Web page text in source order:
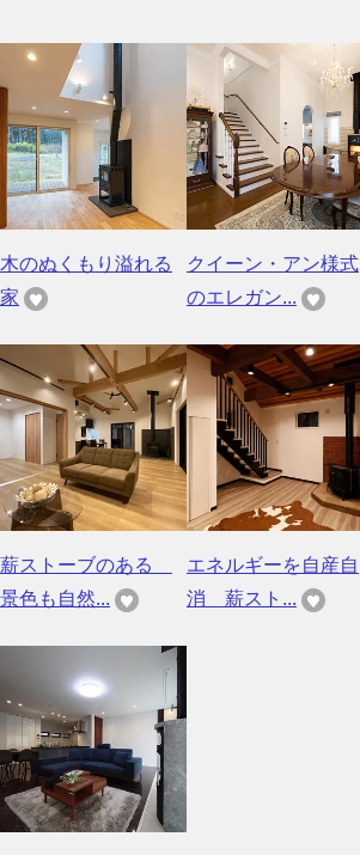
木のぬくもり溢れる
家
クイーン・アン様式
のエレガン...
薪ストーブのある
景色も自然...
エネルギーを自産自
消 薪スト...